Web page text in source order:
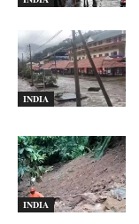
INDIA
INDIA